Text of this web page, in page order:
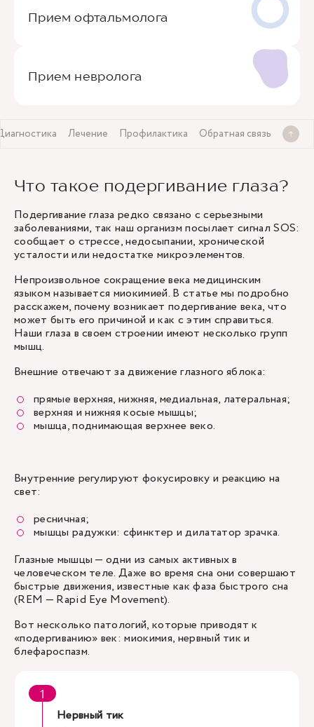
Прием офтальмолога
Прием невролога
Лечение Профилактика Обратная связь
Что такое подергивание глаза?
Подергивание глаза редко связано с серьезными
заболеваниями, так наш организм посылает сигнал SOS:
сообщает о стрессе, недосыпании, хронической
усталости или недостатке микроэлементов.
Непроизвольное сокращение века медицинским
языком называется миокимией. В статье мы подробно
расскажем, почему возникает подергивание века, что
может быть его причиной и как с этим справиться.
Наши глаза в своем строении имеют несколько групп
мышц.
Внешние отвечают за движение глазного яблока:
прямые верхняя, нижняя, медиальная, латеральная;
верхняя и нижняя косые мышцы;
мышца, поднимающая верхнее веко.
Внутренние регулируют фокусировку и реакцию на
свет:
ресничная;
мышцы радужки: сфинктер и дилататор зрачка.
Глазные мышцы — одни из самых активных в
человеческом теле. Даже во время сна они совершают
быстрые движения, известные как фаза быстрого сна
(REM — Rapid Eye Movement).
Вот несколько патологий, которые приводят к
«подергиванию» век: миокимия, нервный тик и
блефароспазм.
Нервный тик